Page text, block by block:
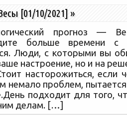
[01/10/2021] »
прогноз —
больше времени
Люди, с которыми вы
настроение, но и на
насторожиться, если
немало проблем, пытается
подходит для того,
делам. […]